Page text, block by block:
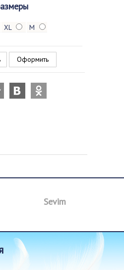
XL M
Оформить
Sevim